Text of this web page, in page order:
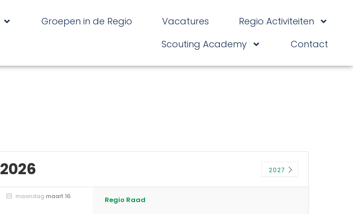
Groepen in de Regio Vacatures
Regio Activiteiten
Scouting Academy
Contact
2026 2027
maandag maart 16 Regio Raad